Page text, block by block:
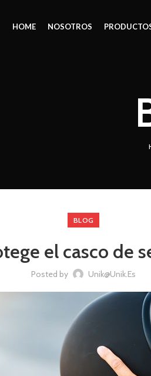
HOME NOSOTROS
BLOG
el casco de
Posted by Unik@unik.es